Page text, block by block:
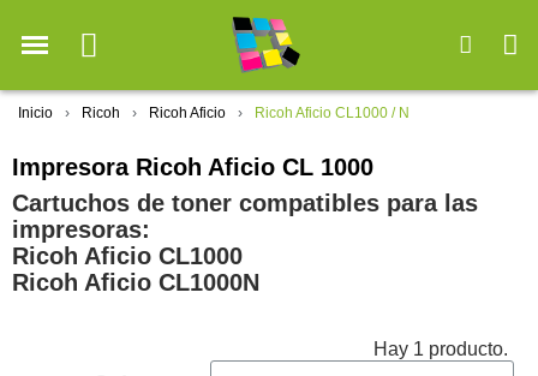
Inicio Ricoh Ricoh Aficio Ricoh Aficio CL1000 / N
Impresora Ricoh Aficio CL 1000
Cartuchos de toner compatibles para las
impresoras:
Ricoh Aficio CL1000
Ricoh Aficio CL1000N
Hay 1 producto.